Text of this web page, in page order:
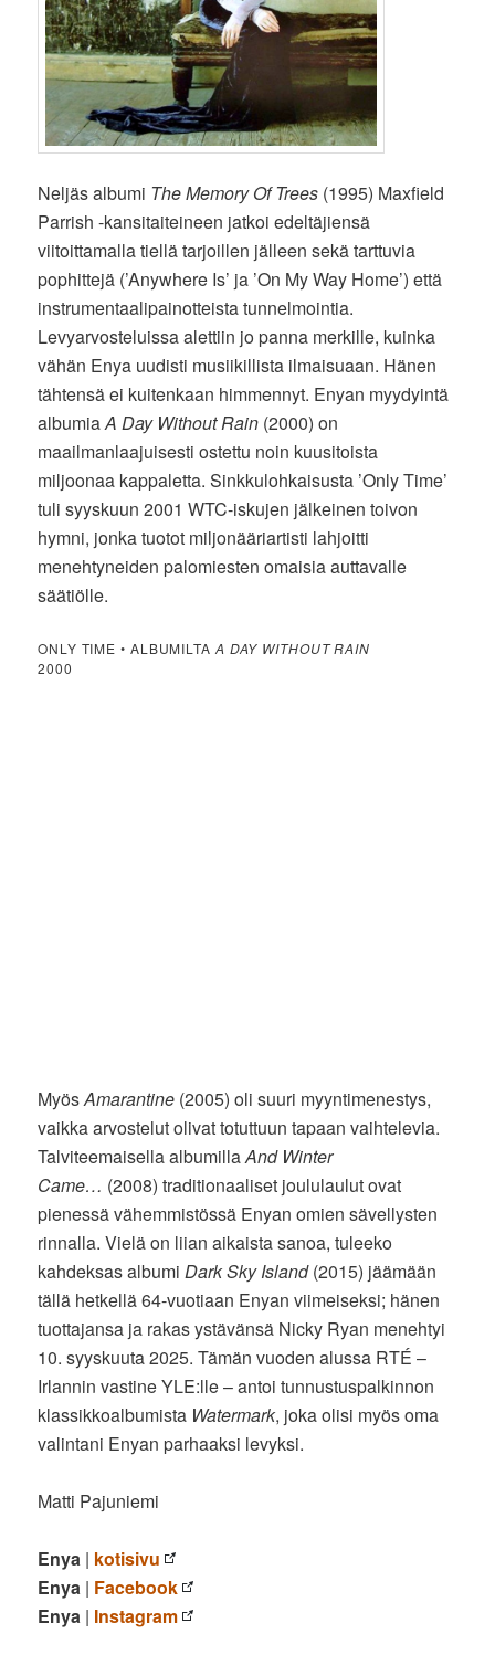
Neljäs albumi The Memory Of Trees (1995) Maxfield
Parrish -kansitaiteineen jatkoi edeltäjiensä
viitoittamalla tiellä tarjoillen jälleen sekä tarttuvia
pophittejä (’Anywhere Is’ ja ’On My Way Home’) että
instrumentaalipainotteista tunnelmointia.
Levyarvosteluissa alettiin jo panna merkille, kuinka
vähän Enya uudisti musiikillista ilmaisuaan. Hänen
tähtensä ei kuitenkaan himmennyt. Enyan myydyintä
albumiaA Day Without Rain (2000) on
maailmanlaajuisesti ostettu noin kuusitoista
miljoonaa kappaletta. Sinkkulohkaisusta ’Only Time’
tuli syyskuun 2001 WTC-iskujen jälkeinen toivon
hymni, jonka tuotot miljonääriartisti lahjoitti
menehtyneiden palomiesten omaisia auttavalle
säätiölle.
ONLY TIME • ALBUMILTA A DAY WITHOUT RAIN
2000
MyösAmarantine (2005) oli suuri myyntimenestys,
vaikka arvostelut olivat totuttuun tapaan vaihtelevia.
Talviteemaisella albumillaAnd Winter
Came… (2008) traditionaaliset joululaulut ovat
pienessä vähemmistössä Enyan omien sävellysten
rinnalla. Vielä on liian aikaista sanoa, tuleeko
kahdeksas albumiDark Sky Island(2015) jäämään
tällä hetkellä 64-vuotiaan Enyan viimeiseksi; hänen
tuottajansa ja rakas ystävänsä Nicky Ryan menehtyi
10. syyskuuta 2025. Tämän vuoden alussa RTÉ –
Irlannin vastine YLE:lle – antoi tunnustuspalkinnon
klassikkoalbumista Watermark, joka olisi myös oma
valintani Enyan parhaaksi levyksi.
Matti Pajuniemi
Enya | kotisivu
Enya | Facebook
Enya | Instagram